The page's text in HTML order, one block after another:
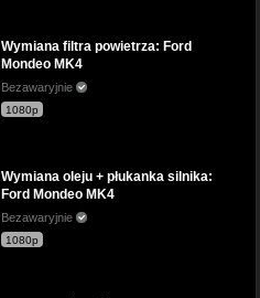
Wymiana filtra powietrza: Ford
Mondeo MK4
Bezawaryjnie
1080p
Wymiana oleju + płukanka silnika:
Ford Mondeo MK4
Bezawaryjnie
1080p